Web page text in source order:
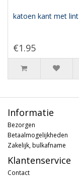
katoen kant met lint
€1.95
Informatie
Bezorgen
Betaalmogelijkheden
Zakelijk, bulkafname
Klantenservice
Contact